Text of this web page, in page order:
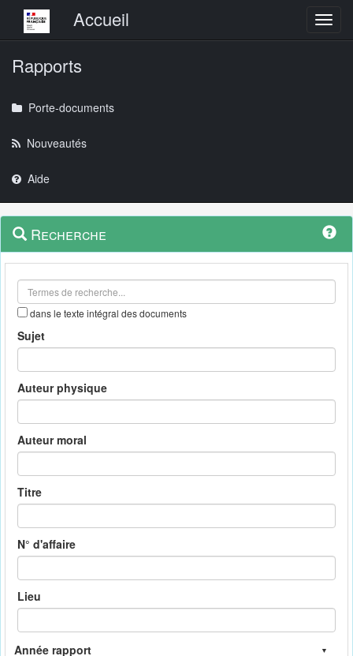
Menu principalAccueil
Rapports
Porte-documents
Nouveautés
Aide
Navigation
outils
Menu
contextuel
Recherche
dans le texte intégral des documents
Sujet
Auteur physique
Auteur moral
Titre
N° d'affaire
Lieu